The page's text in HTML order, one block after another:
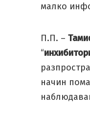
малко
П.П. –
“
начин